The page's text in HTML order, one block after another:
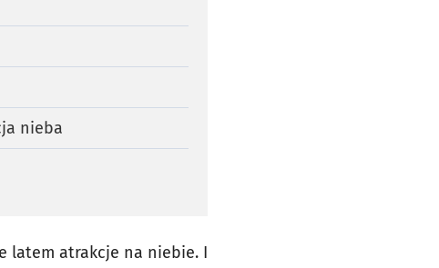
nieba
latem atrakcje na niebie. I